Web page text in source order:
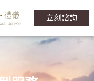
立刻諮詢